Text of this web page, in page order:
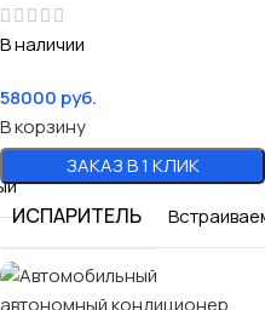
В наличии
58000 руб.
В корзину
ЗАКАЗ В 1 КЛИК
ИСПАРИТЕЛЬ